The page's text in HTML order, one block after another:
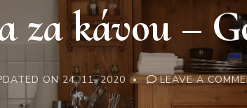
za kávou –
ON 24. 11. 2020 LEAVE A